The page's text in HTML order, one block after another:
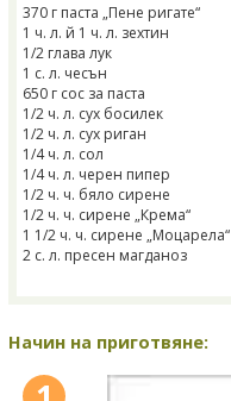
370 г паста „Пене ригате“
1 ч. л. й 1 ч. л. зехтин
1/2 глава лук
1 с. л. чесън
650 г сос за паста
1/2 ч. л. сух босилек
1/2 ч. л. сух риган
1/4 ч. л. сол
1/4 ч. л. черен пипер
1/2 ч. ч. бяло сирене
1/2 ч. ч. сирене „Крема“
1 1/2 ч. ч. сирене „Моцарела“
2 с. л. пресен магданоз
Начин на приготвяне: